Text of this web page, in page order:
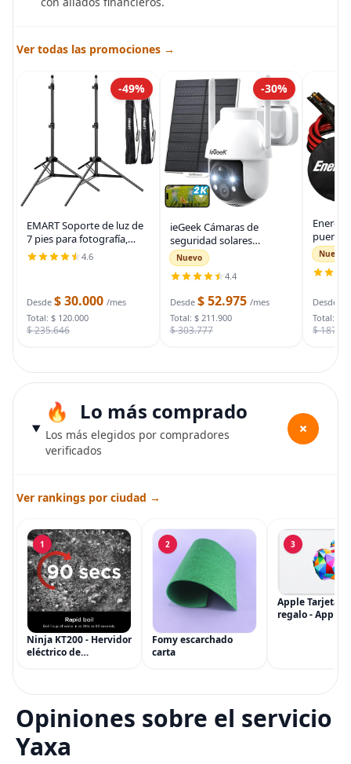
Ver todas las promociones →
-49%
EMART Soporte de luz de
7 pies para fotografía,
soporte de trípode
con funda de
4.6
Desde $ 30.000 /mes
Total: $ 120.000
$ 235.646
-30%
ieGeek Cámaras de
seguridad solares
inalámbricas para
exteriores, cámara WiFi 2K
para sistema de
seguridad del hogar,
cámara de vigilancia
Nuevo
4.4
Desde $ 52.975 /mes
Total: $ 211.900
$ 303.777
puente
auto,
para
bolsa
Nuevo
Desde
Total: $
$
Lo más comprado
Los más elegidos por compradores
verificados
+
Ver rankings por ciudad →
1
Ninja KT200 - Hervidor
eléctrico de
ajuste de temperatura
de Acero
2
Fomy escarchado
carta
3
Apple Tarjeta
regalo - App
Opiniones sobre el servicio
Yaxa